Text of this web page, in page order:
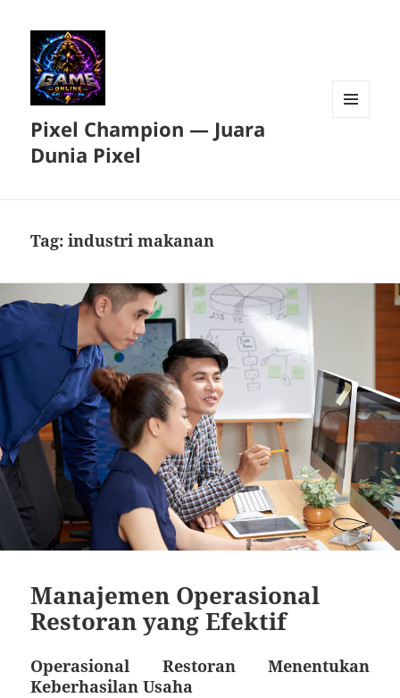
Pixel Champion — Juara
Dunia Pixel
Tag:industri makanan
Manajemen Operasional
Restoran yang Efektif
Operasional Restoran Menentukan
Keberhasilan Usaha